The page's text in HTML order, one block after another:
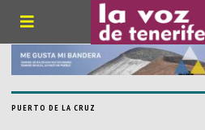
PUERTO DE LA CRUZ